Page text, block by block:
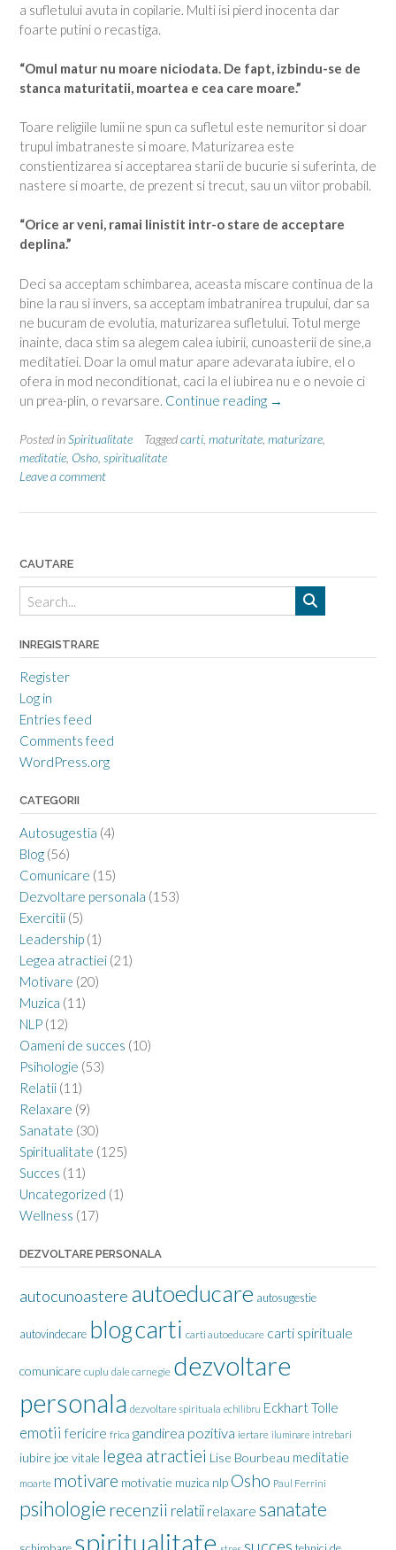
a sufletului avuta in copilarie. Multi isi pierd inocenta dar
foarte putini o recastiga.
“Omul matur nu moare niciodata. De fapt, izbindu-se de
stanca maturitatii, moartea e cea care moare.”
Toare religiile lumii ne spun ca sufletul este nemuritor si doar
trupul imbatraneste si moare. Maturizarea este
constientizarea si acceptarea starii de bucurie si suferinta, de
nastere si moarte, de prezent si trecut, sau un viitor probabil.
“Orice ar veni, ramai linistit intr-o stare de acceptare
deplina.”
Deci sa acceptam schimbarea, aceasta miscare continua de la
bine la rau si invers, sa acceptam imbatranirea trupului, dar sa
ne bucuram de evolutia, maturizarea sufletului. Totul merge
inainte, daca stim sa alegem calea iubirii, cunoasterii de sine,a
meditatiei. Doar la omul matur apare adevarata iubire, el o
ofera in mod neconditionat, caci la el iubirea nu e o nevoie ci
un prea-plin, o revarsare. Continue reading
“Maturitatea
Osho”
→
Posted inSpiritualitate Taggedcarti maturitate maturizare
meditatie Osho spiritualitate
Leave a comment
CAUTARE
INREGISTRARE
Register
Log in
Entries feed
Comments feed
WordPress.org
CATEGORII
Autosugestia (4)
Blog (56)
Comunicare (15)
Dezvoltare personala (153)
Exercitii (5)
Leadership (1)
Legea atractiei (21)
Motivare (20)
Muzica (11)
NLP (12)
Oameni de succes (10)
Psihologie (53)
Relatii (11)
Relaxare (9)
Sanatate (30)
Spiritualitate (125)
Succes (11)
Uncategorized (1)
Wellness (17)
DEZVOLTARE PERSONALA
autocunoastere autoeducare autosugestie
autovindecare blogcarti carti autoeducare carti spirituale
comunicare cuplu dale carnegie dezvoltare
personala dezvoltare spirituala echilibru Eckhart Tolle
emotii fericire frica gandirea pozitiva iertare iluminare intrebari
iubire joe vitale legea atractiei Lise Bourbeau meditatie
moarte motivare motivatie muzica nlp Osho Paul Ferrini
psihologie recenzii relatii relaxare sanatate
spiritualitate